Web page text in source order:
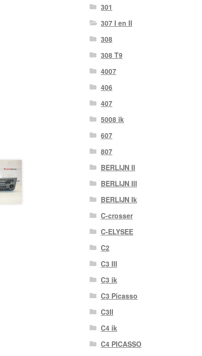
301
307 I en II
308
308 T9
4007
406
407
5008 ik
607
807
BERLIJN II
BERLIJN III
BERLIJN Ik
C-crosser
C-ELYSEE
C2
C3 III
C3 ik
C3 Picasso
C3II
C4 ik
C4 PICASSO